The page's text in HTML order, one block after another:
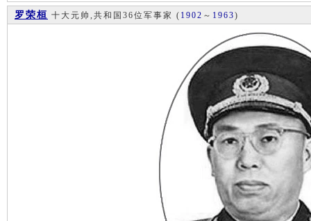
罗荣桓 十大元帅,共和国36位军事家 ( 1902 ～ 1963)